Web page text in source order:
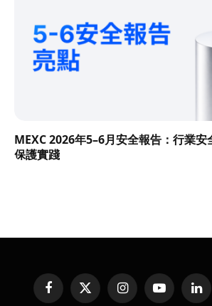
MEXC 2026年5–6月安全報告：行業
保護實踐
FacebookX
InstagramYouTube